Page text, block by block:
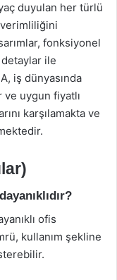
duyulan her türlü
fonksiyonel
ile
iş dünyasında
uygun fiyatlı
karşılamakta ve
ofis
kullanım şekline